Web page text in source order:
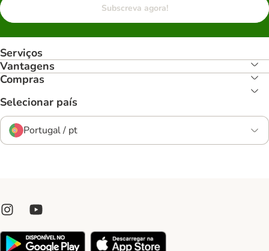
Subscreva agora!
Serviços
Vantagens
Compras
Selecionar país
Portugal / pt